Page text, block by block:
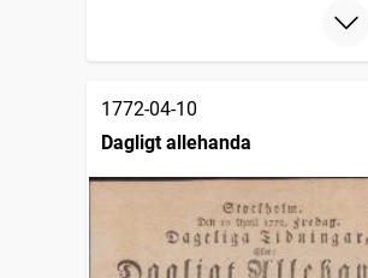
1772-04-10
Dagligt allehanda